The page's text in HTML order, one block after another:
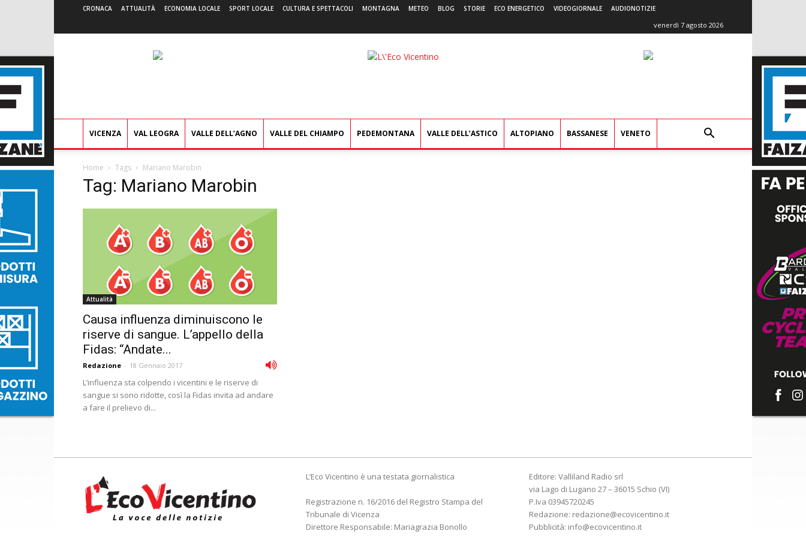
CRONACA ATTUALITÀ ECONOMIA LOCALE SPORT LOCALE CULTURA E SPETTACOLI MONTAGNA METEO BLOG STORIE ECO ENERGETICO VIDEOGIORNALE AUDIONOTIZIE
venerdì 7 agosto 2026
L'Eco
VICENZA VAL LEOGRA VALLE DELL’AGNO VALLE DEL CHIAMPO PEDEMONTANA VALLE DELL’ASTICO ALTOPIANO BASSANESE VENETO
Home Tags Mariano Marobin
Tag: Mariano Marobin
Attualità
Causa influenza diminuiscono le
riserve di sangue. L’appello della
Fidas: “Andate...
Redazione - 18 Gennaio 2017
L’influenza sta colpendo i vicentini e le riserve di
sangue si sono ridotte, così la Fidas invita ad andare
a fare il prelievo di...
L’Eco Vicentino è una testata giornalistica
Registrazione n. 16/2016 del Registro Stampa del
Tribunale di Vicenza
Direttore Responsabile: Mariagrazia Bonollo
Editore: Valliland Radio srl
via Lago di Lugano 27 – 36015 Schio (VI)
P.Iva 03945720245
Redazione: redazione@ecovicentino.it
Pubblicità: info@ecovicentino.it